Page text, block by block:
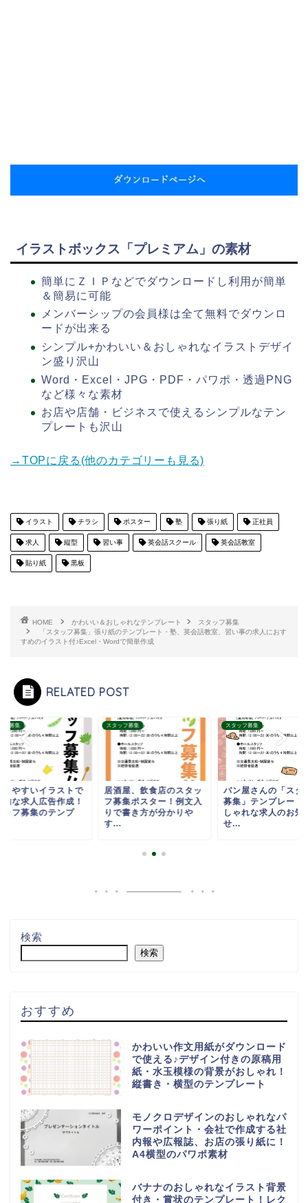
イラストボックス「プレミアム」の素材
簡単にＺＩＰなどでダウンロードし利用が簡単
＆簡易に可能
メンバーシップの会員様は全て無料でダウンロ
ードが出来る
シンプル+かわいい＆おしゃれなイラストデザイ
ン盛り沢山
Word・Excel・JPG・PDF・パワポ・透過PNG
など様々な素材
お店や店舗・ビジネスで使えるシンプルなテン
プレートも沢山
→TOPに戻る(他のカテゴリーも見る)
イラスト チラシ ポスター 塾 張り紙 正社員
求人 縦型 習い事 英会話スクール 英会話教室
貼り紙 黒板
HOME かわいい＆おしゃれなテンプレート
スタッフ募集
「スタッフ募集」張り紙のテンプレート・塾、英会話教室、習い事の求人におす
すめのイラスト付♪Excel・Wordで簡単作成
RELATED POST
フ募集
りやすいイラストで
的な求人広告作成！
ッフ募集のテンプ
スタッフ募集
居酒屋、飲食店のスタッ
フ募集ポスター！例文入
りで書き方が分かりや
す...
スタッフ募集
パン屋さんの「スタ
募集」テンプレート
しゃれな求人のお知
せ...
検索
検索
おすすめ
かわいい作文用紙がダウンロード
で使える♪デザイン付きの原稿用
紙・水玉模様の背景がおしゃれ！
縦書き・横型のテンプレート
モノクロデザインのおしゃれなパ
ワーポイント・会社で作成する社
内報や広報誌、お店の張り紙に！
A4横型のパワポ素材
バナナのおしゃれなイラスト背景
付き・賞状のテンプレート！レク